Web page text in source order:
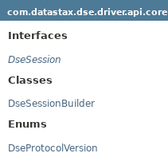
com.datastax.dse.driver.api.core
Interfaces
DseSession
Classes
DseSessionBuilder
Enums
DseProtocolVersion